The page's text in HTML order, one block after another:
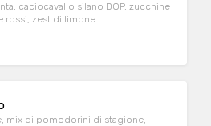
caciocavallo silano DOP, zucchine
rossi, zest di limone
di stagione,